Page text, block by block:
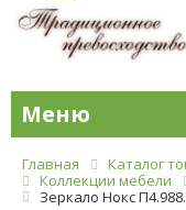
Меню
Главная Каталог
Коллекции мебели
Зеркало Нокс